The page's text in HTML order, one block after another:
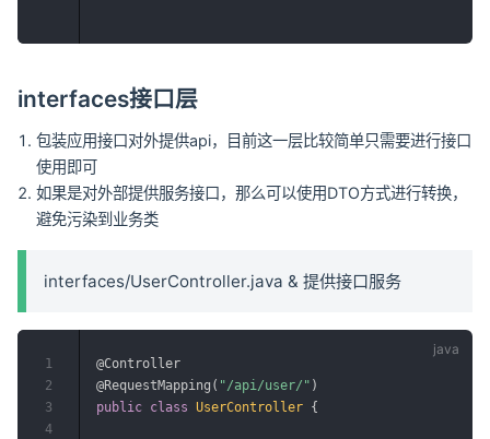
interfaces接口层
包装应用接口对外提供api，目前这一层比较简单只需要进行接口
使用即可
如果是对外部提供服务接口，那么可以使用DTO方式进行转换，
避免污染到业务类
interfaces/UserController.java & 提供接口服务
@Controller
@RequestMapping ( "/api/user/" )
public class UserController {
1
2
3
4